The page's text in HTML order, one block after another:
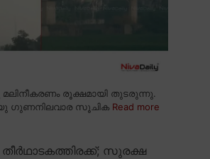
രൂക്ഷമായി തുടരുന്നു.
ഗുണനിലവാര സൂചിക Read more
സുരക്ഷ